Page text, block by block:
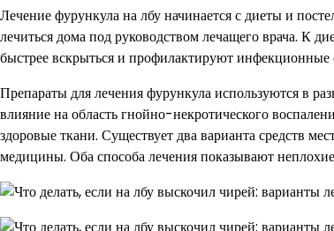
Лечение фурункула на лбу начинается с диеты и
лечиться дома под руководством лечащего врача. К
быстрее вскрыться и профилактируют инфекционные
Препараты для лечения фурункула используются в
влияние на область гнойно-некротического
здоровые ткани. Существует два варианта средств
медицины. Оба способа лечения показывают